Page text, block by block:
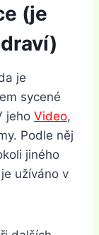
(je
je
sycené
jeho Video,
Podle něj
jiného
užíváno v